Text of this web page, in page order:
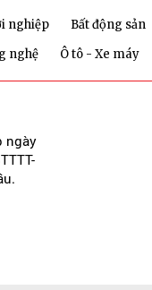
nghiệp Bất động sản
nghệ
Ô tô - Xe máy
ngày